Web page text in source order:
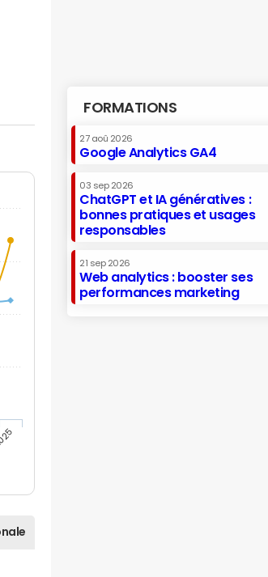
FORMATIONS
27 aoû 2026
Google Analytics GA4
03 sep 2026
ChatGPT et IA génératives :
bonnes pratiques et usages
responsables
21 sep 2026
Web analytics : booster ses
performances marketing